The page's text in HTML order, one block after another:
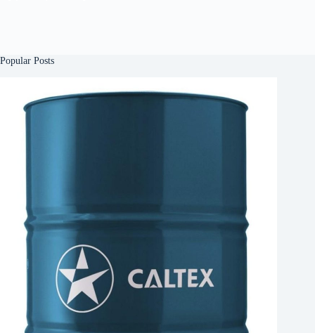
Popular Posts